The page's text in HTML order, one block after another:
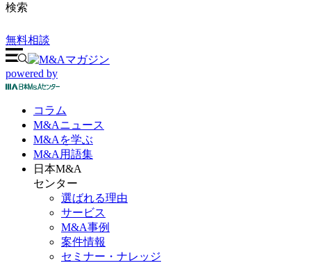
検索
無料相談
powered by
コラム
M&Aニュース
M&Aを学ぶ
M&A 用語集
日本M&A
センター
選ばれる理由
サービス
M&A事例
案件情報
セミナー・ナレッジ